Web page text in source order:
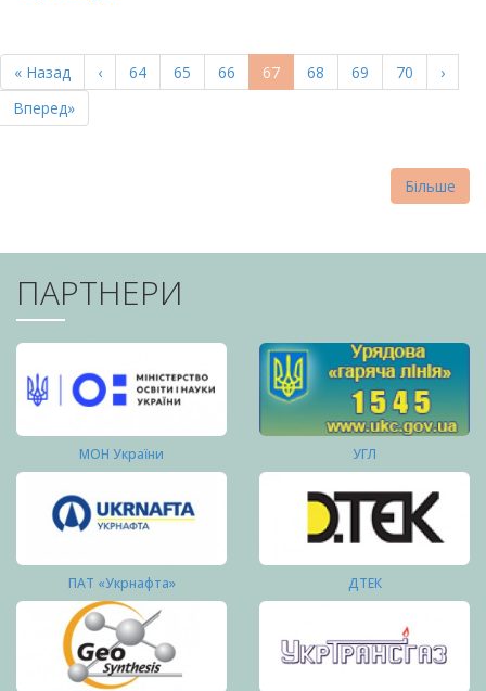
НА
СТОРІНКИ
Перша
сторінка
« Назад
Попередня
сторінка
‹ Page
64 Page
65 Page
66
Поточна
сторінка
67 Page
68 Page
69 Page
70
›
Остання
сторінка
Вперед»
Більше
ПАРТНЕРИ
МОН України УГЛ
ПАТ «Укрнафта» ДТЕК